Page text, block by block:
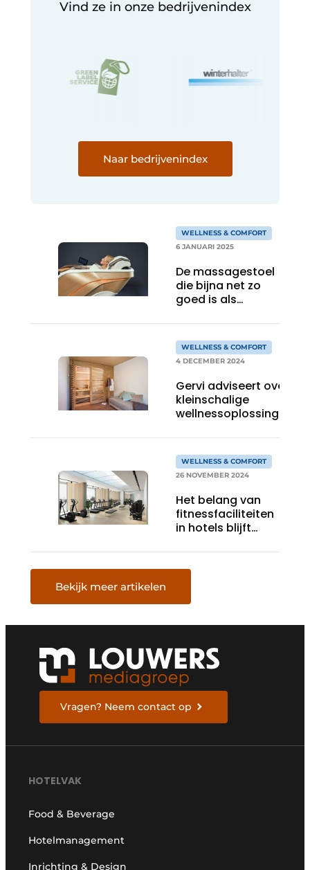
Vind ze in onze bedrijvenindex
Naar bedrijvenindex
WELLNESS & COMFORT
6 JANUARI 2025
De massagestoel
die bijna net zo
goed is als
handen
WELLNESS & COMFORT
4 DECEMBER 2024
Gervi adviseert over
kleinschalige
wellnessoplossingen
WELLNESS & COMFORT
26 NOVEMBER 2024
Het belang van
fitnessfaciliteiten
in hotels blijft
Bekijk meer artikelen
Vragen? Neem contact op
HOTELVAK
Food & Beverage
Hotelmanagement
Inrichting & Design